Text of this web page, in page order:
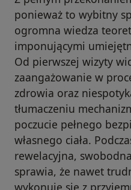
ponieważ to wybitny
ogromna wiedza
imponującymi
Od pierwszej wizyty
zaangażowanie w
zdrowia oraz
tłumaczeniu
poczucie pełnego
własnego ciała.
rewelacyjna,
sprawia, że nawet